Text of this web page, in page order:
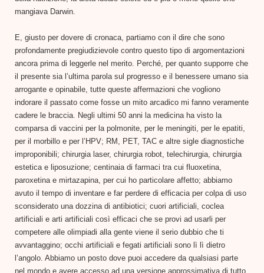
mangiava Darwin.
E, giusto per dovere di cronaca, partiamo con il dire che sono
profondamente pregiudizievole contro questo tipo di argomentazioni
ancora prima di leggerle nel merito. Perché, per quanto supporre che
il presente sia l’ultima parola sul progresso e il benessere umano sia
arrogante e opinabile, tutte queste affermazioni che vogliono
indorare il passato come fosse un mito arcadico mi fanno veramente
cadere le braccia. Negli ultimi 50 anni la medicina ha visto la
comparsa di vaccini per la polmonite, per le meningiti, per le epatiti,
per il morbillo e per l’HPV; RM, PET, TAC e altre sigle diagnostiche
improponibili; chirurgia laser, chirurgia robot, telechirurgia, chirurgia
estetica e liposuzione; centinaia di farmaci tra cui fluoxetina,
paroxetina e mirtazapina, per cui ho particolare affetto; abbiamo
avuto il tempo di inventare e far perdere di efficacia per colpa di uso
sconsiderato una dozzina di antibiotici; cuori artificiali, coclea
artificiali e arti artificiali così efficaci che se provi ad usarli per
competere alle olimpiadi alla gente viene il serio dubbio che ti
avvantaggino; occhi artificiali e fegati artificiali sono lì lì dietro
l’angolo. Abbiamo un posto dove puoi accedere da qualsiasi parte
nel mondo e avere accesso ad una versione approssimativa di tutto